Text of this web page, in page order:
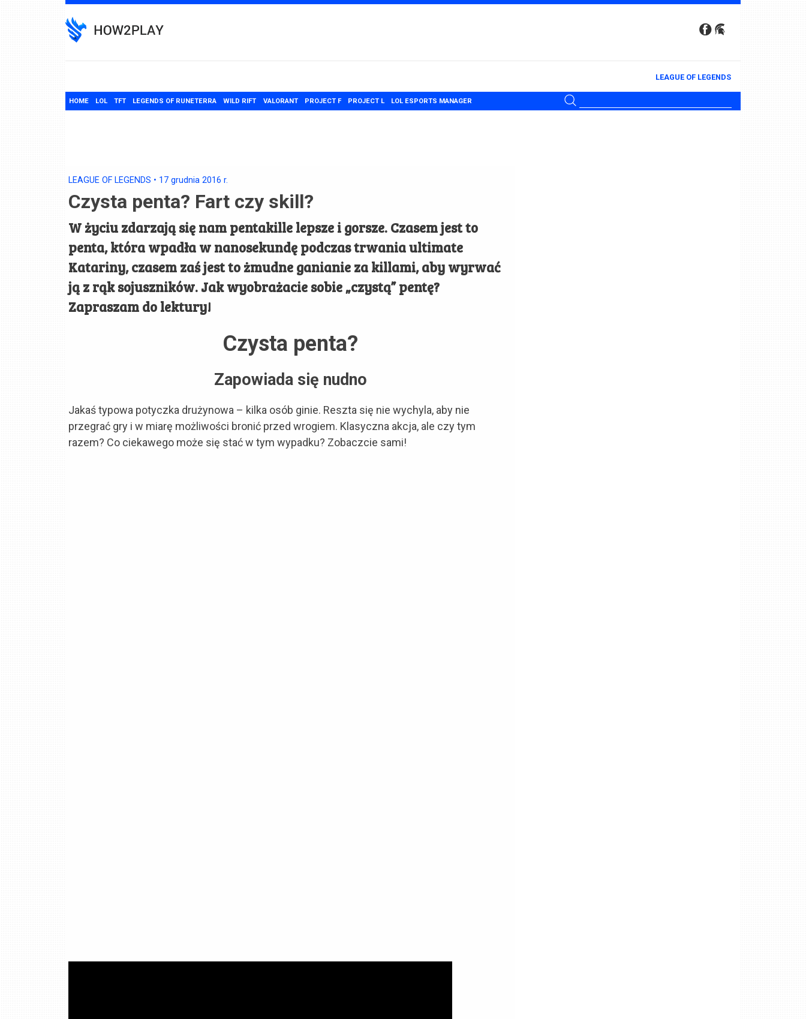
to
content
LEAGUE OF LEGENDS
HOME LOL TFT LEGENDS OF RUNETERRA WILD RIFT VALORANT PROJECT F PROJECT L LOL ESPORTS MANAGER
LEAGUE OF LEGENDS • 17 grudnia 2016 r.
Czysta penta? Fart czy skill?
W życiu zdarzają się nam pentakille lepsze i gorsze. Czasem jest to
penta, która wpadła w nanosekundę podczas trwania ultimate
Katariny, czasem zaś jest to żmudne ganianie za killami, aby wyrwać
ją z rąk sojuszników. Jak wyobrażacie sobie „czystą” pentę?
Zapraszam do lektury!
Czysta penta?
Zapowiada się nudno
Jakaś typowa potyczka drużynowa – kilka osób ginie. Reszta się nie wychyla, aby nie
przegrać gry i w miarę możliwości bronić przed wrogiem. Klasyczna akcja, ale czy tym
razem? Co ciekawego może się stać w tym wypadku? Zobaczcie sami!